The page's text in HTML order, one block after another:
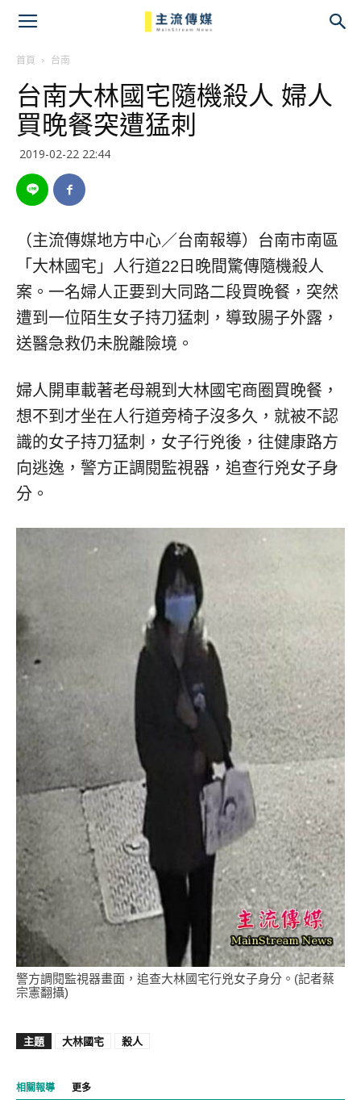
首頁 台南
台南大林國宅隨機殺人 婦人
買晚餐突遭猛刺
2019-02-22 22:44
（主流傳媒地方中心／台南報導）台南市南區
「大林國宅」人行道22日晚間驚傳隨機殺人
案。一名婦人正要到大同路二段買晚餐，突然
遭到一位陌生女子持刀猛刺，導致腸子外露，
送醫急救仍未脫離險境。
婦人開車載著老母親到大林國宅商圈買晚餐，
想不到才坐在人行道旁椅子沒多久，就被不認
識的女子持刀猛刺，女子行兇後，往健康路方
向逃逸，警方正調閱監視器，追查行兇女子身
分。
警方調閱監視器畫面，追查大林國宅行兇女子身分。(記者蔡
宗憲翻攝)
主題 大林國宅 殺人
相關報導 更多